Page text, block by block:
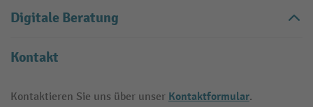
Digitale Beratung
Kontakt
Kontaktieren Sie uns über unser Kontaktformular.